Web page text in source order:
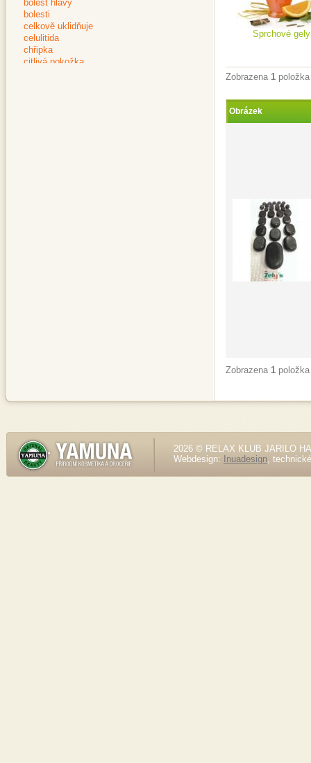
Sprchové gely
Zobrazena 1
Obrázek
Zobrazena 1
2026 © RELAX KLUB JARILO
Webdesign:
Inuadesign,